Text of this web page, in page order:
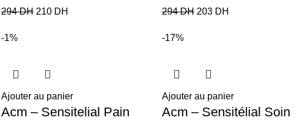
294DH 210 DH 294DH 203 DH
-1%
Ajouter au panier
Acm – Sensitelial Pain
-17%
Ajouter au panier
Acm – Sensitélial Soin